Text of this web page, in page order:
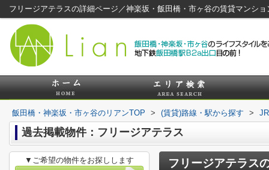
フリージアテラスの詳細ページ／神楽坂・飯田橋・市ヶ谷の賃貸マンショ
飯田橋・神楽坂・市ヶ谷のリアンTOP > (賃貸)路線・駅から探す >
過去掲載物件：フリージアテラス
フリージアテラス
▼ご希望の物件をお探しします